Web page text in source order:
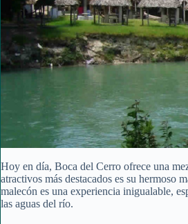
Hoy en día, Boca del Cerro ofrece una
atractivos más destacados es su hermoso
malecón es una experiencia inigualable,
las aguas del río.